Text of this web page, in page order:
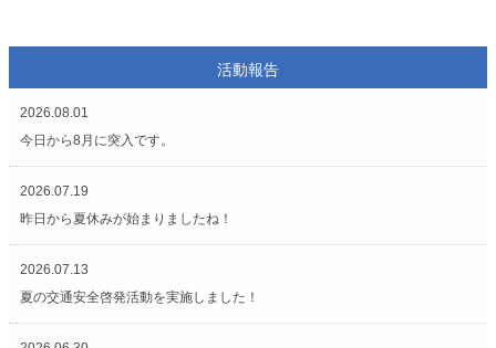
活動報告
2026.08.01
今日から8月に突入です。
2026.07.19
昨日から夏休みが始まりましたね！
2026.07.13
夏の交通安全啓発活動を実施しました！